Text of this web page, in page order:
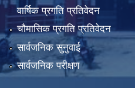
वार्षिक प्रगति प्रतिवेदन
चौमासिक प्रगति प्रतिवेदन
सार्वजनिक सुनुवाई
सार्वजनिक परीक्षण